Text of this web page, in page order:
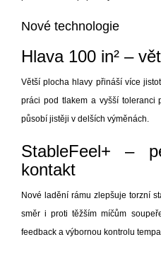
Nové technologie
Hlava 100 in² –
Větší plocha hlavy přináší více
práci pod tlakem a vyšší toleranci
působí jistěji v delších výměnách.
StableFeel+ –
kontakt
Nové ladění rámu zlepšuje torzní
směr i proti těžším míčům
feedback a výbornou kontrolu